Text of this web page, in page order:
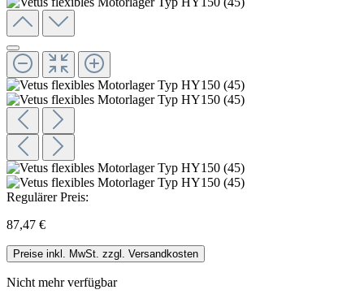
Regulärer Preis:
87,47 €
Preise inkl. MwSt. zzgl. Versandkosten
Nicht mehr verfügbar